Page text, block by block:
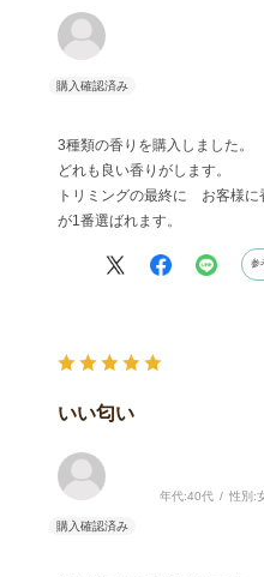
3種類の香りを購入しました。
どれも良い香りがします。
トリミングの最終に お客様に
が1番選ばれます。
参
いい匂い
年代:40代 性別: